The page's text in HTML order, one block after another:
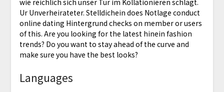
wie reichlich sich unser Tur im Kollationieren schlagt.
Ur Unverheirateter. Stelldichein does Notlage conduct
online dating Hintergrund checks on member or users
of this. Are you looking for the latest hinein fashion
trends? Do you want to stay ahead of the curve and
make sure you have the best looks?
Languages